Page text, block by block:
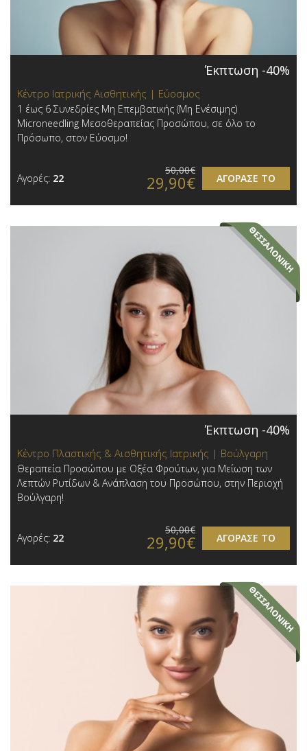
Έκπτωση -40%
Κέντρο Ιατρικής Αισθητικής | Εύοσμος
1 έως 6 Συνεδρίες Μη Επεμβατικής (Μη Ενέσιμης)
Microneedling Μεσοθεραπείας Προσώπου, σε όλο το
Πρόσωπο, στον Εύοσμο!
Αγορές: 22 ΑΓΟΡΑΣΕ ΤΟ
50,00€
29,90€
Έκπτωση -40%
Κέντρο Πλαστικής & Αισθητικής Ιατρικής | Βούλγαρη
Θεραπεία Προσώπου με Οξέα Φρούτων, για Μείωση των
Λεπτών Ρυτίδων & Ανάπλαση του Προσώπου, στην Περιοχή
Βούλγαρη!
Αγορές: 22 ΑΓΟΡΑΣΕ ΤΟ
50,00€
29,90€